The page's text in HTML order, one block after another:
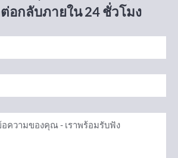
อกลับภายใน 24 ชั่วโมง